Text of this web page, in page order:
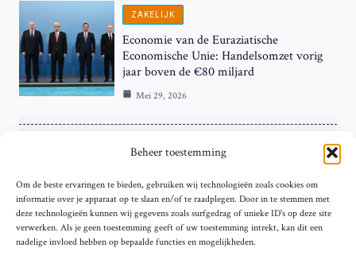
Beheer toestemming
Om de beste ervaringen te bieden, gebruiken wij technologieën zoals cookies om
informatie over je apparaat op te slaan en/of te raadplegen. Door in te stemmen met
deze technologieën kunnen wij gegevens zoals surfgedrag of unieke ID's op deze site
verwerken. Als je geen toestemming geeft of uw toestemming intrekt, kan dit een
nadelige invloed hebben op bepaalde functies en mogelijkheden.
ZAKELIJK
Economie van de Euraziatische
Economische Unie: Handelsomzet vorig
jaar boven de €80 miljard
Mei 29, 2026
ZAKELIJK
Hardnekkige Inflatie bij de ‘Grote Vier’
van de Eurozone
Mei 29, 2026